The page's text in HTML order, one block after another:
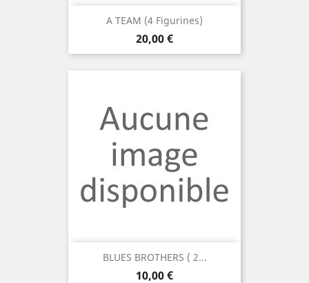
A TEAM (4 Figurines)
Prix
20,00 €
BLUES BROTHERS ( 2...
Prix
10,00 €